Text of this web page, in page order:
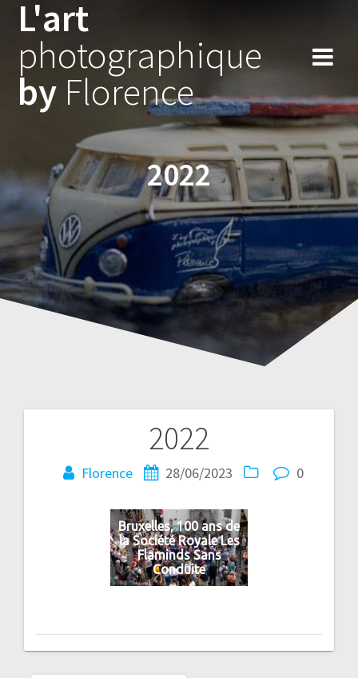
content
L'art
photographique
by Florence
2022
2022
Florence 28/06/2023 0
Bruxelles, 100 ans de
la Société Royale Les
Flaminds Sans
Conduite
Navigation
l’article